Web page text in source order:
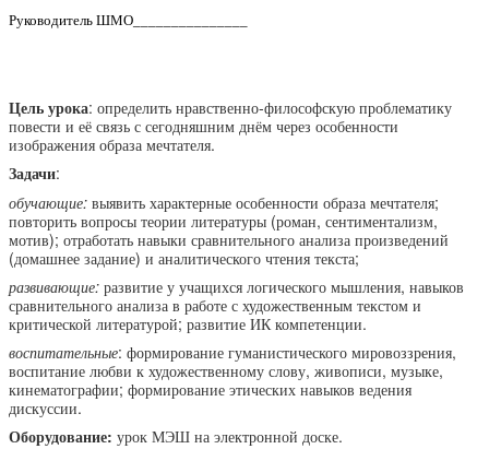
Руководитель ШМО_______________
Цель урока: определить нравственно-философскую проблематику
повести и её связь с сегодняшним днём через особенности
изображения образа мечтателя.
Задачи:
обучающие: выявить характерные особенности образа мечтателя;
повторить вопросы теории литературы (роман, сентиментализм,
мотив); отработать навыки сравнительного анализа произведений
(домашнее задание) и аналитического чтения текста;
развивающие: развитие у учащихся логического мышления, навыков
сравнительного анализа в работе с художественным текстом и
критической литературой; развитие ИК компетенции.
воспитательные: формирование гуманистического мировоззрения,
воспитание любви к художественному слову, живописи, музыке,
кинематографии; формирование этических навыков ведения
дискуссии.
Оборудование: урок МЭШ на электронной доске.